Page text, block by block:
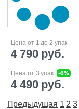
Цена от 1 до 2 упак.
4 790 руб.
Цена от 3 упак. -6%
4 490 руб.
Предыдущая 1 2 3